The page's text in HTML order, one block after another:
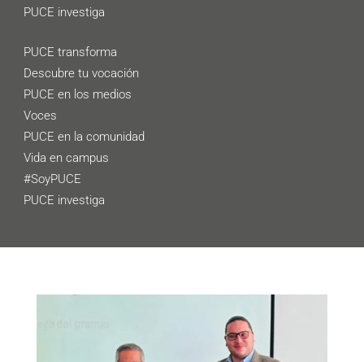
PUCE investiga
PUCE transforma
Descubre tu vocación
PUCE en los medios
Voces
PUCE en la comunidad
Vida en campus
#SoyPUCE
PUCE investiga